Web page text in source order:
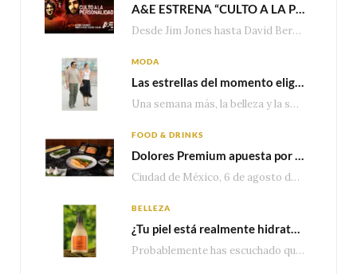
A&E ESTRENA “CULTO A LA PERSONALIDAD”,LA SERIE SOBRE LOS LÍDERES DE SECTA MÁS SINIESTROS DE LA HISTORIA
Desde Jim Jones hasta David Berg, la producción recorre en seis episodios cómo el carisma,…
MODA
Las estrellas del momento eligen Valentino
Una semana más, la belleza y la sofisticación de Valentino vuelven a tomar el escenario internacional. Desde…
FOOD & DRINKS
Dolores Premium apuesta por el salmón para seguir creciendo en categorías estratégicas
Ciudad de México, 6 de agosto de 2026.— Con una producción de 2.17 millones de…
BELLEZA
¿Tu piel está realmente hidratada? 4 señales que podrían indicar que necesita algo más
Probablemente has escuchado que el cuidado e hidratación corporal se suele asociar únicamente con una…